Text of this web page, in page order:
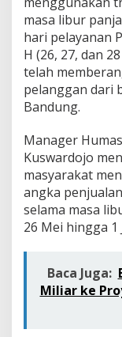
masa libur
hari pelayanan
H (26, 27, dan
telah
pelanggan dari
Bandung.
Manager
Kuswardojo
masyarakat
angka
selama masa
26 Mei hingga 1
Baca Juga:
Miliar ke